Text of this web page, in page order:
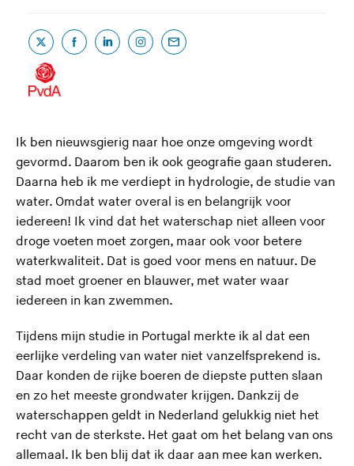
T
w
t
e
r
(
U
e
a
a
t
d
e
z
e
s
t
F
o
o
k
(
U
l
a
a
t
d
e
z
e
s
L
d
I
n
(
U
l
a
a
t
d
e
z
e
s
e
I
g
r
a
m
(
U
l
a
a
t
d
e
z
e
s
E
l
a
d
r
e
s
(
U
l
a
a
t
d
e
z
e
s
Ik ben nieuwsgierig naar hoe onze omgeving wordt
gevormd. Daarom ben ik ook geografie gaan studeren.
Daarna heb ik me verdiept in hydrologie, de studie van
water. Omdat water overal is en belangrijk voor
iedereen! Ik vind dat het waterschap niet alleen voor
droge voeten moet zorgen, maar ook voor betere
waterkwaliteit. Dat is goed voor mens en natuur. De
stad moet groener en blauwer, met water waar
iedereen in kan zwemmen.
Tijdens mijn studie in Portugal merkte ik al dat een
eerlijke verdeling van water niet vanzelfsprekend is.
Daar konden de rijke boeren de diepste putten slaan
en zo het meeste grondwater krijgen. Dankzij de
waterschappen geldt in Nederland gelukkig niet het
recht van de sterkste. Het gaat om het belang van ons
allemaal. Ik ben blij dat ik daar aan mee kan werken.